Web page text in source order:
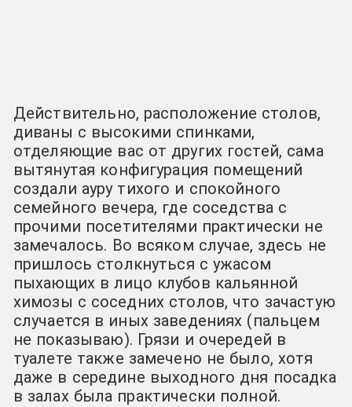
Действительно, расположение столов,
диваны с высокими спинками,
отделяющие вас от других гостей, сама
вытянутая конфигурация помещений
создали ауру тихого и спокойного
семейного вечера, где соседства с
прочими посетителями практически не
замечалось. Во всяком случае, здесь не
пришлось столкнуться с ужасом
пыхающих в лицо клубов кальянной
химозы с соседних столов, что зачастую
случается в иных заведениях (пальцем
не показываю). Грязи и очередей в
туалете также замечено не было, хотя
даже в середине выходного дня посадка
в залах была практически полной.